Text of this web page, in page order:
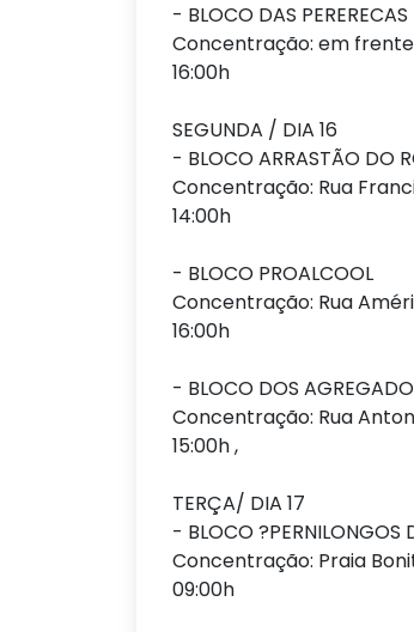
- BLOCO DAS PERERECAS
Concentração: em
16:00h
SEGUNDA / DIA 16
- BLOCO ARRASTÃO DO
Concentração: Rua
14:00h
- BLOCO PROALCOOL
Concentração: Rua
16:00h
- BLOCO DOS
Concentração: Rua
15:00h ,
TERÇA/ DIA 17
- BLOCO ?PERNILONGOS
Concentração: Praia
09:00h